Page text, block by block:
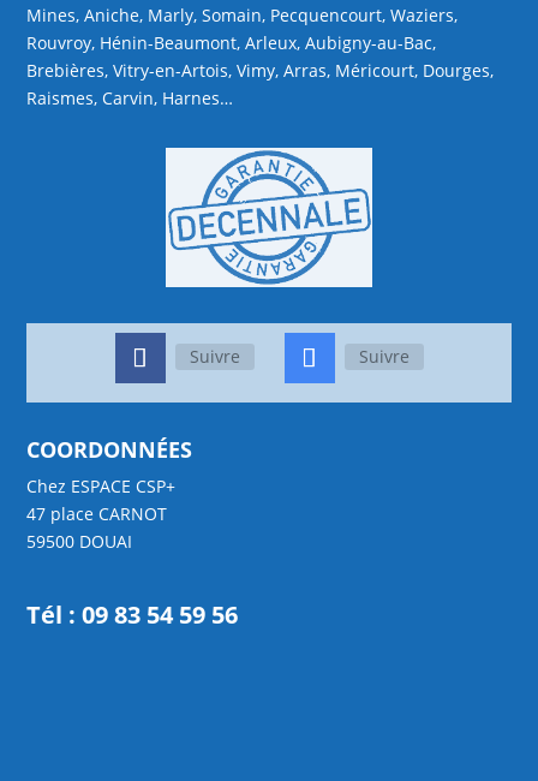
Mines, Aniche, Marly, Somain, Pecquencourt, Waziers,
Rouvroy, Hénin-Beaumont, Arleux, Aubigny-au-Bac,
Brebières, Vitry-en-Artois, Vimy, Arras, Méricourt, Dourges,
Raismes, Carvin, Harnes…
Suivre Suivre
COORDONNÉES
Chez ESPACE CSP+
47 place CARNOT
59500 DOUAI
Tél :09 83 54 59 56